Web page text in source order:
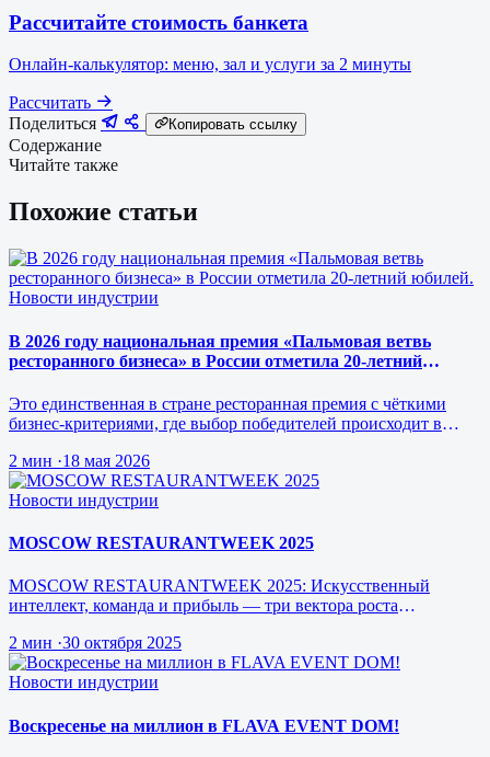
Рассчитайте стоимость банкета
Онлайн-калькулятор: меню, зал и услуги за 2 минуты
Рассчитать
Поделиться
Копировать ссылку
Содержание
Читайте также
Похожие статьи
Новости индустрии
В 2026 году национальная премия «Пальмовая ветвь
ресторанного бизнеса» в России отметила 20-летний
Это единственная в стране ресторанная премия с чёткими
бизнес-критериями, где выбор победителей происходит в
2 мин ·18 мая 2026
Новости индустрии
MOSCOW RESTAURANTWEEK 2025
MOSCOW RESTAURANTWEEK 2025: Искусственный
интеллект, команда и прибыль — три вектора роста
2 мин ·30 октября 2025
Новости индустрии
Воскресенье на миллион в FLAVA EVENT DOM!